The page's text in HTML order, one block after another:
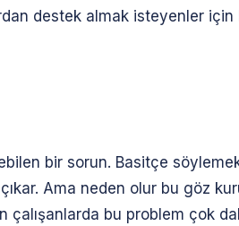
destek almak isteyenler
bir sorun. Basitçe
Ama neden olur bu göz
bu problem çok